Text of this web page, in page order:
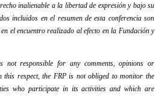
inalienable a la libertad de expresión y bajo su
incluidos en el resumen de esta conferencia son
el encuentro realizado al efecto en la Fundación y
not responsible for any comments, opinions or
this respect, the FRP is not obliged to monitor the
who participate in its activities and which are